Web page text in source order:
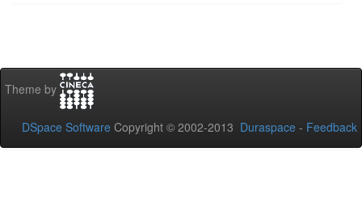
Theme by
DSpace Software Copyright © 2002-2013 Duraspace - Feedback